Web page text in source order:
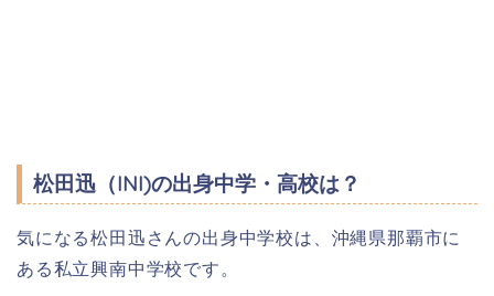
松田迅（INI)の出身中学・高校は？
気になる松田迅さんの出身中学校は、沖縄県那覇市に
ある私立興南中学校です。